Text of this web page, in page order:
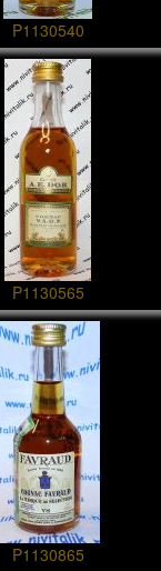
P1130540
P1130565
P1130865